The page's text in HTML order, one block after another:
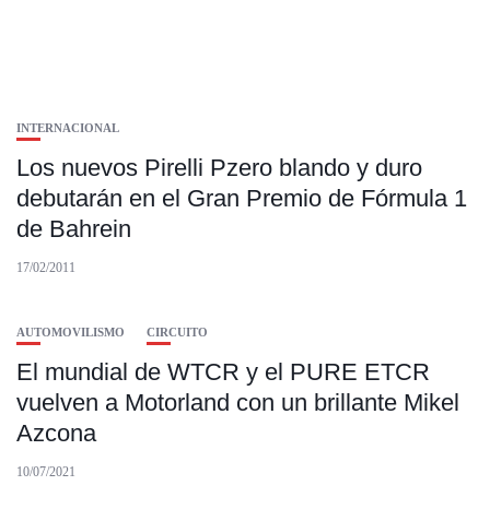
INTERNACIONAL
Los nuevos Pirelli Pzero blando y duro
debutarán en el Gran Premio de Fórmula 1
de Bahrein
17/02/2011
AUTOMOVILISMO CIRCUITO
El mundial de WTCR y el PURE ETCR
vuelven a Motorland con un brillante Mikel
Azcona
10/07/2021